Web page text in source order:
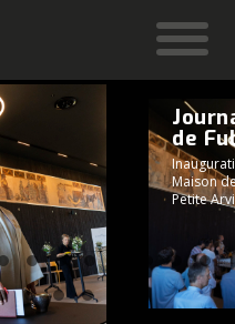
de
Maison
Petite